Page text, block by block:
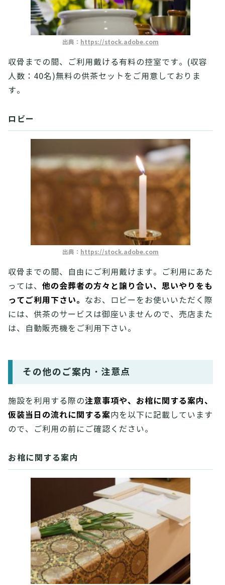
出典： https://stock.adobe.com
収骨までの間、ご利用戴ける有料の控室です。(収容
人数：40名)無料の供茶セットをご用意しておりま
す。
ロビー
出典： https://stock.adobe.com
収骨までの間、自由にご利用戴けます。ご利用にあた
っては、 他の会葬者の方々と譲り合い、思いやりをも
ってご利用下さい。
なお、ロビーをお使いいただく際
には、供茶のサービスは御座いませんので、売店また
は、自動販売機をご利用下さい。
その他のご案内・注意点
施設を利用する際の注意事項や、お棺に関する案内、
仮装当日の流れに関する案内を以下に記載しています
ので、ご利用の前にご確認ください。
お棺に関する案内